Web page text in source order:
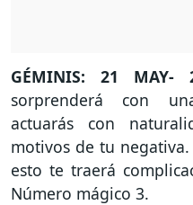
GÉMINIS: 21 MAY-
sorprenderá con
actuarás con
motivos de tu
esto te traerá
Número mágico 3.